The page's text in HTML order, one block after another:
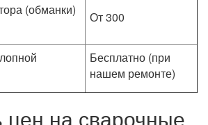
(обманки)
От 300
Бесплатно (при
нашем ремонте)
цен на сварочные